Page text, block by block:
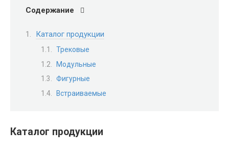
Содержание
Каталог продукции
Трековые
Модульные
Фигурные
Встраиваемые
Каталог продукции